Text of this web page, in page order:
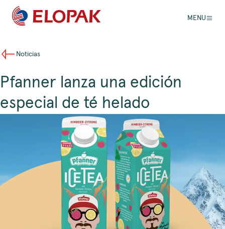
MENU
Noticias
Pfanner lanza una edición
especial de té helado